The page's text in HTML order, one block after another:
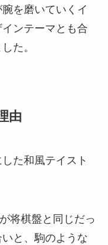
を磨いていくイ
ンテーマとも合
た。
由
た和風テイスト
将棋盤と同じだっ
と、駒のような